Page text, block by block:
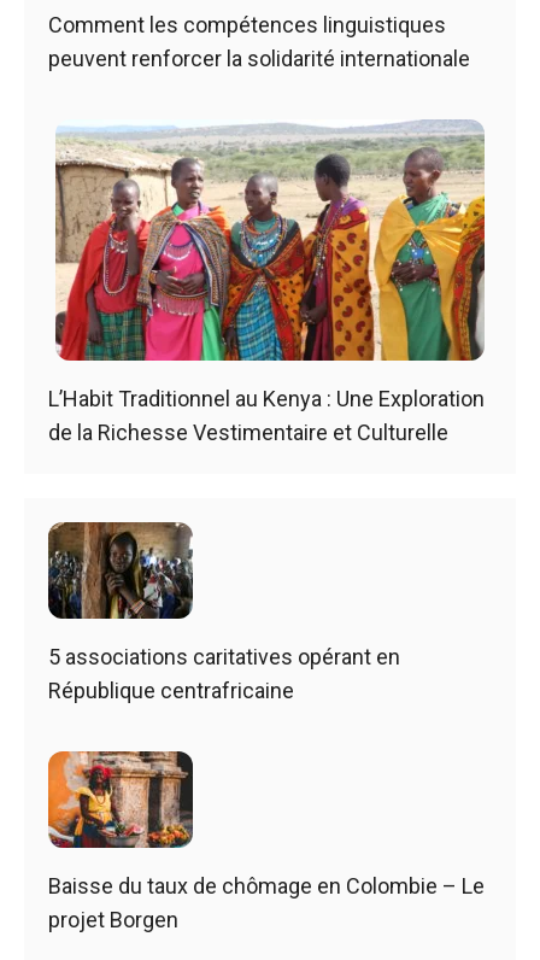
Comment les compétences linguistiques
peuvent renforcer la solidarité internationale
L’Habit Traditionnel au Kenya : Une Exploration
de la Richesse Vestimentaire et Culturelle
5 associations caritatives opérant en
République centrafricaine
Baisse du taux de chômage en Colombie – Le
projet Borgen